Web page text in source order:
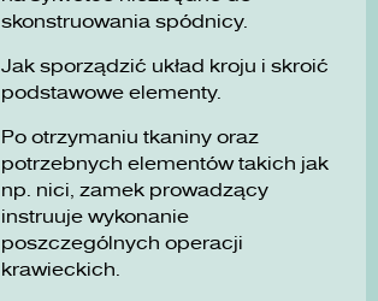
skonstruowania spódnicy.
Jak sporządzić układ kroju i skroić
podstawowe elementy.
Po otrzymaniu tkaniny oraz
potrzebnych elementów takich jak
np. nici, zamek prowadzący
instruuje wykonanie
poszczególnych operacji
krawieckich.